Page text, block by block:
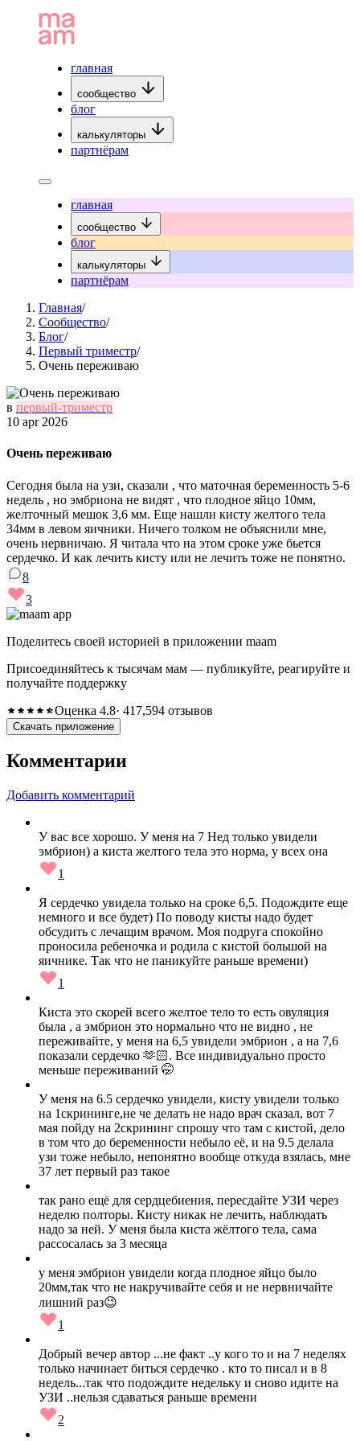
главная
сообщество
блог
калькуляторы
партнёрам
главная
сообщество
блог
калькуляторы
партнёрам
Главная/
Сообщество/
Блог/
Первый триместр/
Очень переживаю
в первый-триместр
10 apr 2026
Очень переживаю
Сегодня была на узи, сказали , что маточная беременность 5-6
недель , но эмбриона не видят , что плодное яйцо 10мм,
желточный мешок 3,6 мм. Еще нашли кисту желтого тела
34мм в левом яичники. Ничего толком не объяснили мне,
очень нервничаю. Я читала что на этом сроке уже бьется
сердечко. И как лечить кисту или не лечить тоже не понятно.
8
3
Поделитесь своей историей в приложении maam
Присоединяйтесь к тысячам мам — публикуйте, реагируйте и
получайте поддержку
Оценка 4.8· 417,594 отзывов
Скачать приложение
Комментарии
Добавить комментарий
У вас все хорошо. У меня на 7 Нед только увидели
эмбрион) а киста желтого тела это норма, у всех она
1
Я сердечко увидела только на сроке 6,5. Подождите еще
немного и все будет) По поводу кисты надо будет
обсудить с лечащим врачом. Моя подруга спокойно
проносила ребеночка и родила с кистой большой на
яичнике. Так что не паникуйте раньше времени)
1
Киста это скорей всего желтое тело то есть овуляция
была , а эмбрион это нормально что не видно , не
переживайте, у меня на 6,5 увидели эмбрион , а на 7,6
показали сердечко 🫶🏻. Все индивидуально просто
меньше переживаний 🤭
У меня на 6.5 сердечко увидели, кисту увидели только
на 1скрининге,не че делать не надо врач сказал, вот 7
мая пойду на 2скрининг спрошу что там с кистой, дело
в том что до беременности небыло её, и на 9.5 делала
узи тоже небыло, непонятно вообще откуда взялась, мне
37 лет первый раз такое
так рано ещё для сердцебиения, пересдайте УЗИ через
неделю полторы. Кисту никак не лечить, наблюдать
надо за ней. У меня была киста жёлтого тела, сама
рассосалась за 3 месяца
у меня эмбрион увидели когда плодное яйцо было
20мм,так что не накручивайте себя и не нервничайте
лишний раз😉
1
Добрый вечер автор ...не факт ..у кого то и на 7 неделях
только начинает биться сердечко . кто то писал и в 8
недель...так что подождите недельку и сново идите на
УЗИ ..нельзя сдаваться раньше времени
2